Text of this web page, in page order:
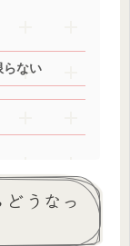
らない
うなっ